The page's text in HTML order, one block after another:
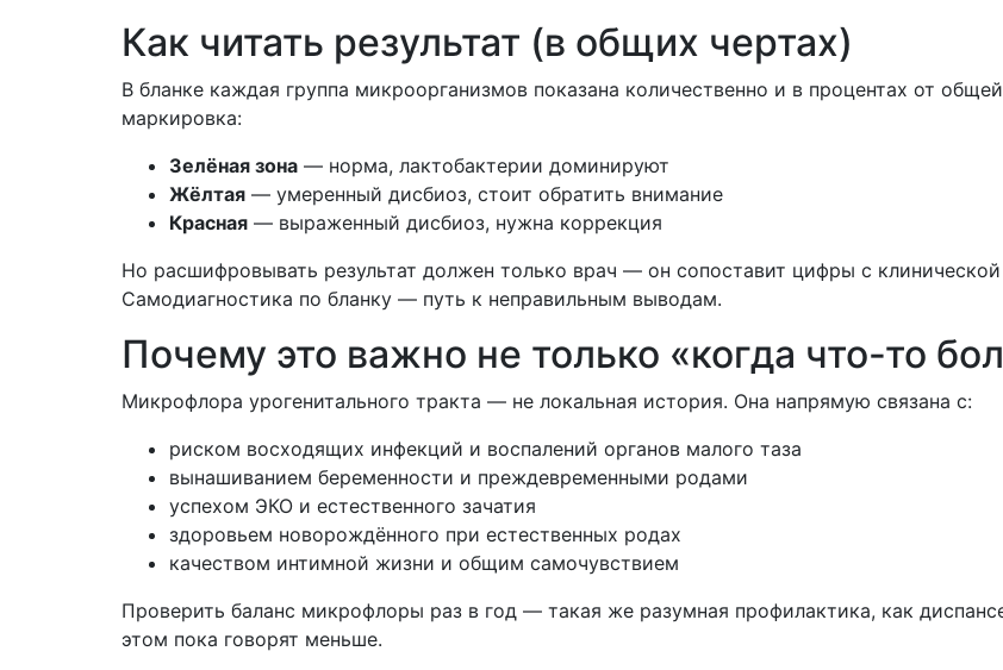
Как читать результат (в общих чертах)
В бланке каждая группа микроорганизмов показана количественно и в процентах от
маркировка:
Зелёная зона — норма, лактобактерии доминируют
Жёлтая — умеренный дисбиоз, стоит обратить внимание
Красная — выраженный дисбиоз, нужна коррекция
Но расшифровывать результат должен только врач — он сопоставит цифры с
Самодиагностика по бланку — путь к неправильным выводам.
Почему это важно не только «когда что-то
Микрофлора урогенитального тракта — не локальная история. Она напрямую связана с:
риском восходящих инфекций и воспалений органов малого таза
вынашиванием беременности и преждевременными родами
успехом ЭКО и естественного зачатия
здоровьем новорождённого при естественных родах
качеством интимной жизни и общим самочувствием
Проверить баланс микрофлоры раз в год — такая же разумная профилактика, как
этом пока говорят меньше.